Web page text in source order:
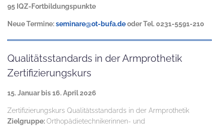
95 IQZ-Fortbildungspunkte
Neue Termine:seminare@ot-bufa.deoder Tel. 0231-5591-210
Qualitätsstandards in der Armprothetik
Zertifizierungskurs
15. Januar bis 16. April 2026
Zertifizierungskurs Qualitätsstandards in der Armprothetik
Zielgruppe:Orthopädietechnikerinnen- und